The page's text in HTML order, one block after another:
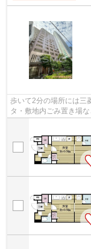
歩いて2分の場所には三
タ・敷地内ごみ置き場
の良い物件をご提供い